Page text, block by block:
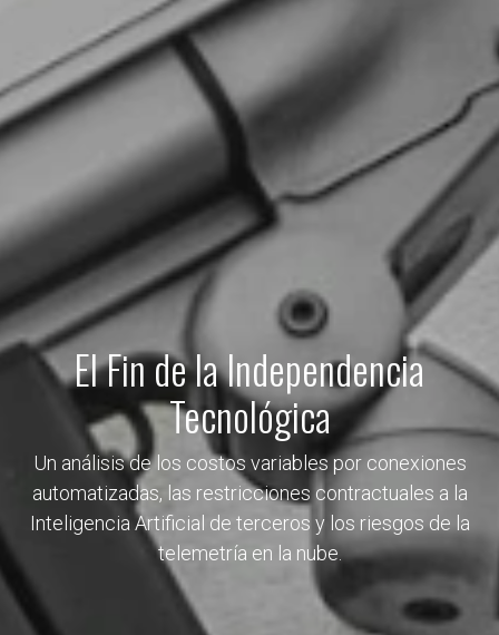
El Fin de la Independencia
Tecnológica
Un análisis de los costos variables por conexiones
automatizadas, las restricciones contractuales a la
Inteligencia Artificial de terceros y los riesgos de la
telemetría en la nube.